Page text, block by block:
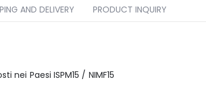
Paesi ISPM15 / NIMF15
AND DELIVERY PRODUCT INQUIRY